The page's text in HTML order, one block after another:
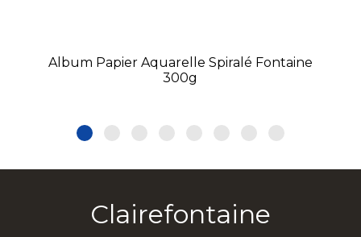
Album Papier Aquarelle Spiralé Fontaine
300g
Clairefontaine